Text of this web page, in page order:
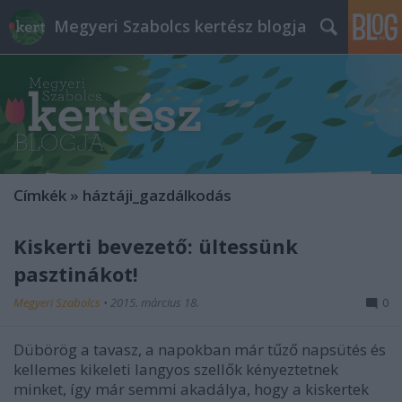
Megyeri Szabolcs kertész blogja
Címkék » háztáji_gazdálkodás
Kiskerti bevezető: ültessünk
pasztinákot!
Megyeri Szabolcs • 2015. március 18. 0
Dübörög a tavasz, a napokban már tűző napsütés és
kellemes kikeleti langyos szellők kényeztetnek
minket, így már semmi akadálya, hogy a kiskertek